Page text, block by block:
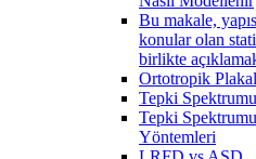
Bu makale,
konular olan
birlikte
Ortotropik
Tepki
Tepki
Yöntemleri